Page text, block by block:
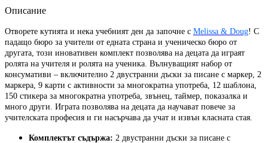
Описание
Отворете кутията и нека учебният ден да започне с Melissa & Doug! С
падащо бюро за учители от едната страна и ученическо бюро от
другата, този иновативен комплект позволява на децата да играят
ролята на учителя и ролята на ученика. Вълнуващият набор от
консумативи – включително 2 двустранни дъски за писане с маркер, 2
маркера, 9 карти с активности за многократна употреба, 12 шаблона,
150 стикера за многократна употреба, звънец, таймер, показалка и
много други. Играта позволява на децата да научават повече за
учителската професия и ги насърчава да учат и извън класната стая.
Комплектът съдържа: 2 двустранни дъски за писане с